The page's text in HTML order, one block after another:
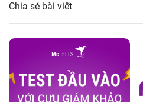
Chia sẻ bài viết